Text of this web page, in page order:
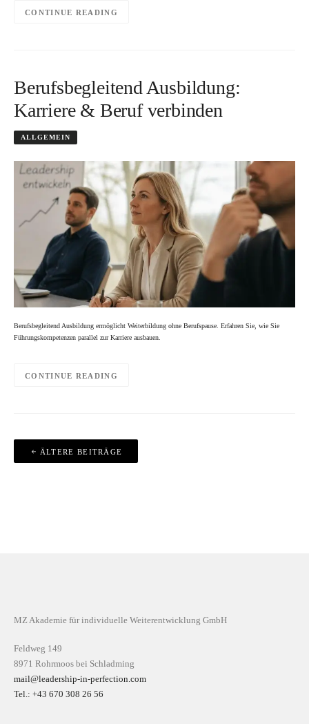
CONTINUE READING
Berufsbegleitend Ausbildung:
Karriere & Beruf verbinden
ALLGEMEIN
Berufsbegleitend Ausbildung ermöglicht Weiterbildung ohne Berufspause. Erfahren Sie, wie Sie
Führungskompetenzen parallel zur Karriere ausbauen.
CONTINUE READING
Beitragsnavigation
ÄLTERE BEITRÄGE
MZ Akademie für individuelle Weiterentwicklung GmbH
Feldweg 149
8971 Rohrmoos bei Schladming
mail@leadership-in-perfection.com
Tel.: +43 670 308 26 56